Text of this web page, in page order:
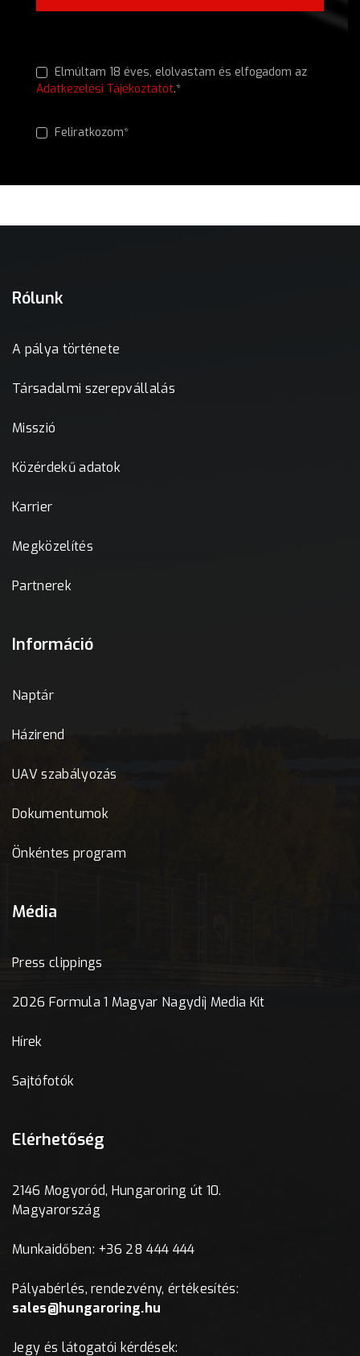
Elmúltam 18 éves, elolvastam és elfogadom az
Adatkezelési Tájékoztatót.*
Feliratkozom*
Rólunk
A pálya története
Társadalmi szerepvállalás
Misszió
Közérdekű adatok
Karrier
Megközelítés
Partnerek
Információ
Naptár
Házirend
UAV szabályozás
Dokumentumok
Önkéntes program
Média
Press clippings
2026 Formula 1 Magyar Nagydíj Media Kit
Hírek
Sajtófotók
Elérhetőség
2146 Mogyoród, Hungaroring út 10.
Magyarország
Munkaidőben: +36 28 444 444
Pályabérlés, rendezvény, értékesítés:
sales@hungaroring.hu
Jegy és látogatói kérdések: